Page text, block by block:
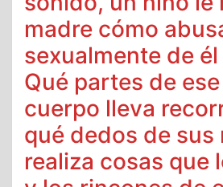
madre cómo
sexualmente de
Qué partes de
cuerpo lleva
qué dedos de sus
realiza cosas que